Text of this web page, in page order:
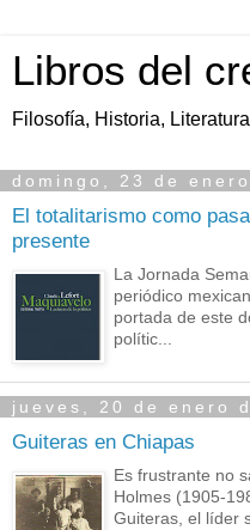
Libros del
Filosofía, Historia,
domingo, 23 de
El totalitarismo como
presente
La Jornada
periódico
portada de este
polític...
jueves, 20 de enero
Guiteras en Chiapas
Es frustrante no
Holmes (1905-
Guiteras, el líder